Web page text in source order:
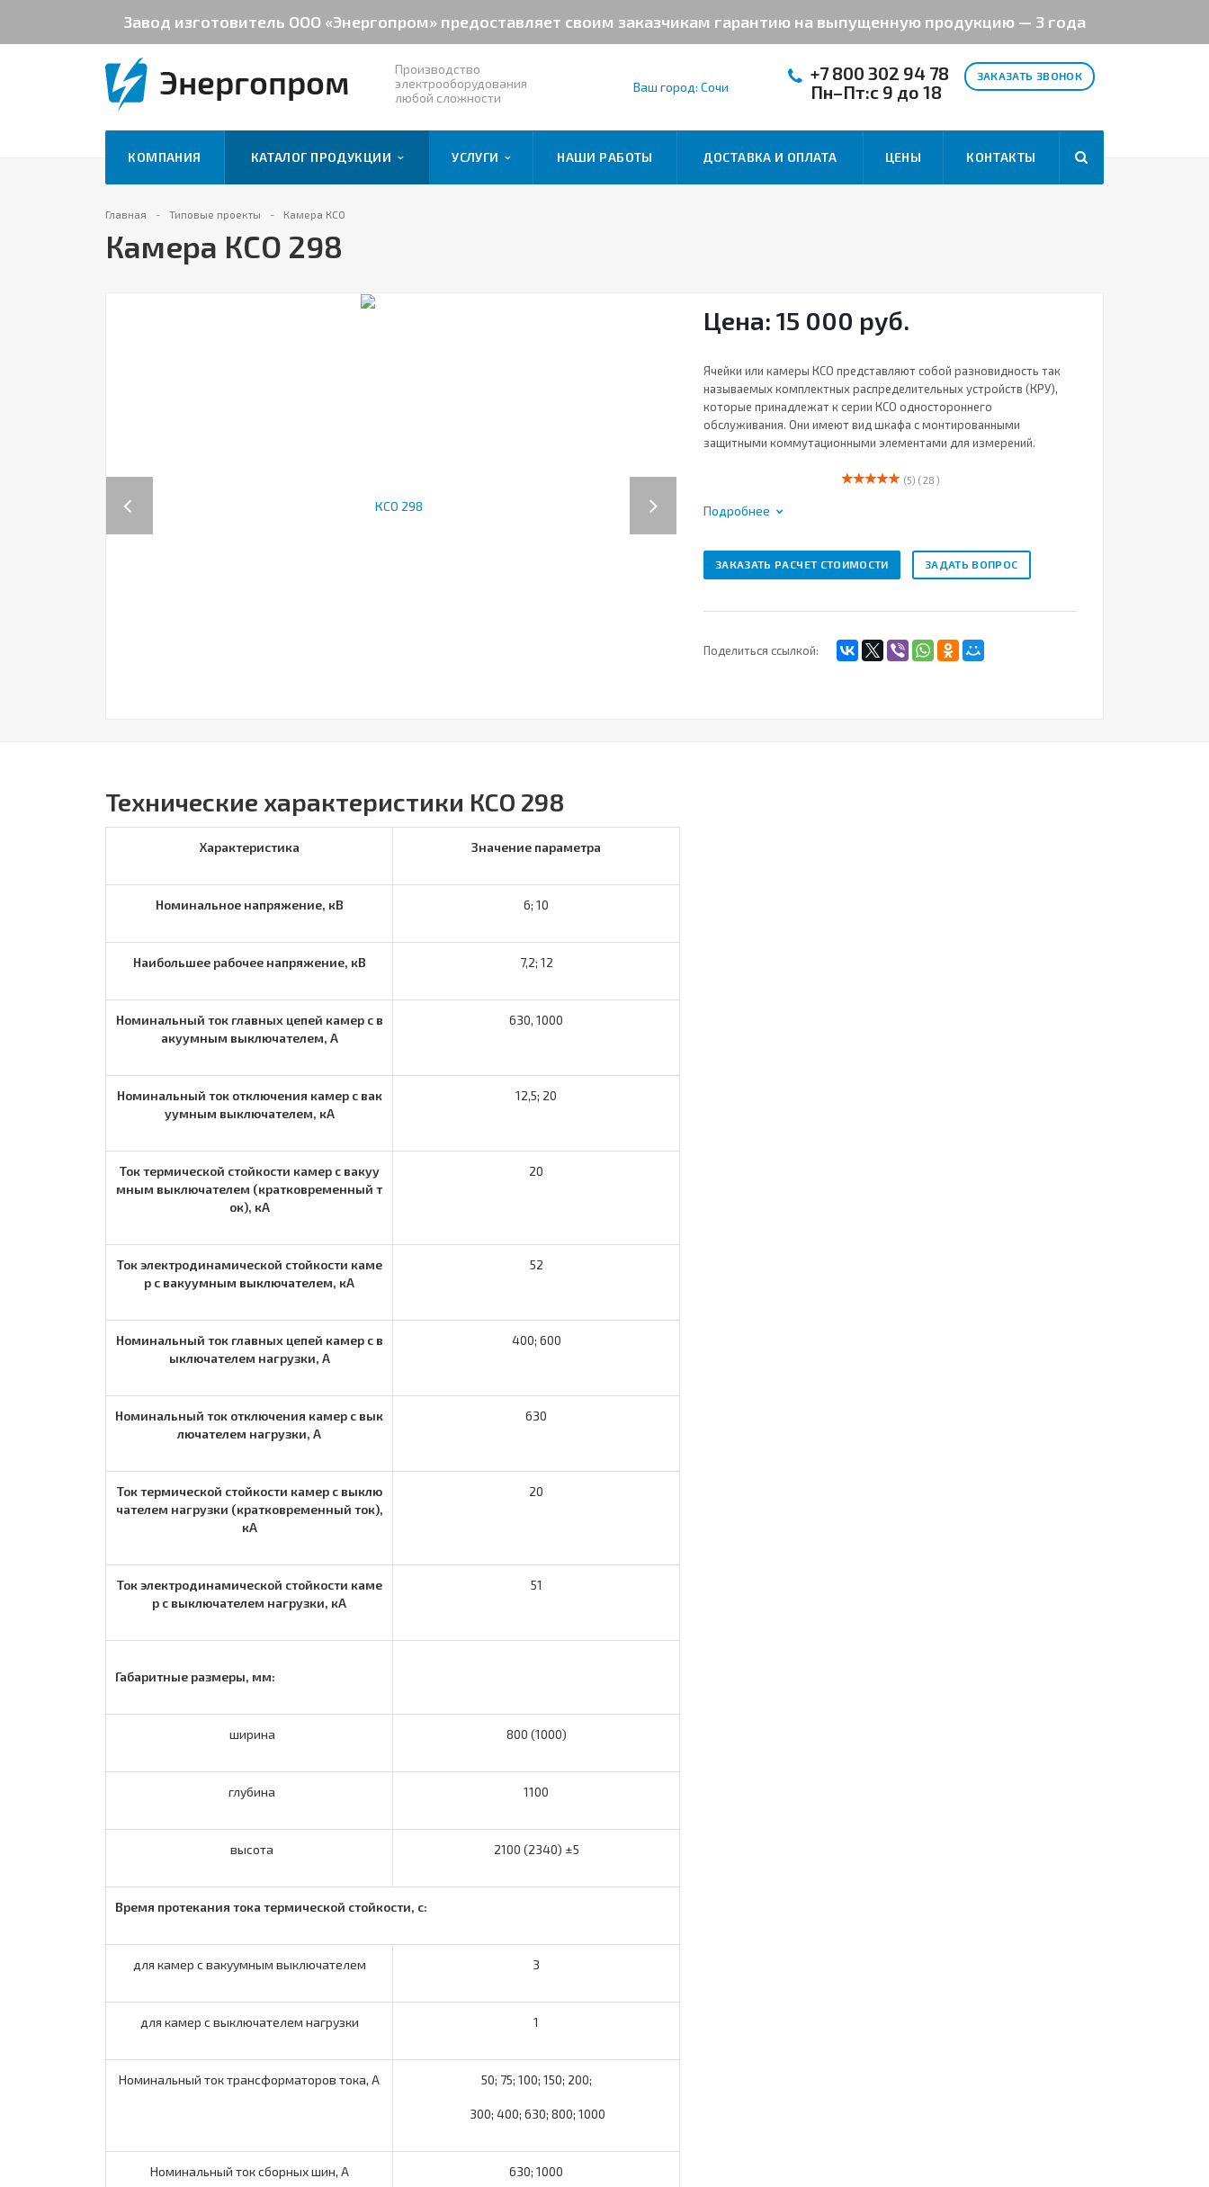
Завод изготовитель ООО «Энергопром» предоставляет своим заказчикам гарантию на выпущенную продукцию — 3 года
Производство
электрооборудования
любой сложности
ЗАКАЗАТЬ ЗВОНОК
Ваш город: Сочи
+7 800 302 94 78
Пн–Пт:с 9 до 18
КОМПАНИЯ КАТАЛОГ ПРОДУКЦИИ УСЛУГИ НАШИ РАБОТЫ ДОСТАВКА И ОПЛАТА ЦЕНЫ КОНТАКТЫ
Главная Типовые проекты Камера КСО
Камера КСО 298
Цена: 15 000 руб.
Ячейки или камеры КСО представляют собой разновидность так
называемых комплектных распределительных устройств (КРУ),
которые принадлежат к серии КСО одностороннего
обслуживания. Они имеют вид шкафа с монтированными
защитными коммутационными элементами для измерений.
(5) ( 28 )
Подробнее
ЗАКАЗАТЬ РАСЧЕТ СТОИМОСТИ ЗАДАТЬ ВОПРОС
Поделиться ссылкой:
Технические характеристики КСО 298
Характеристика Значение параметра
Номинальное напряжение, кВ 6; 10
Наибольшее рабочее напряжение, кВ 7,2; 12
Номинальный ток главных цепей камер с в
акуумным выключателем, А
630, 1000
Номинальный ток отключения камер с вак
уумным выключателем, кА
12,5; 20
Ток термической стойкости камер с вакуу
мным выключателем (кратковременный т
ок), кА
20
Ток электродинамической стойкости каме
р с вакуумным выключателем, кА
52
Номинальный ток главных цепей камер с в
ыключателем нагрузки, А
400; 600
Номинальный ток отключения камер с вык
лючателем нагрузки, А
630
Ток термической стойкости камер с выклю
чателем нагрузки (кратковременный ток),
кА
20
Ток электродинамической стойкости каме
р с выключателем нагрузки, кА
51
Габаритные размеры, мм:
ширина 800 (1000)
глубина 1100
высота 2100 (2340) ±5
Время протекания тока термической стойкости, с:
для камер с вакуумным выключателем 3
для камер с выключателем нагрузки 1
Номинальный ток трансформаторов тока, А 50; 75; 100; 150; 200;
300; 400; 630; 800; 1000
Номинальный ток сборных шин, А 630; 1000